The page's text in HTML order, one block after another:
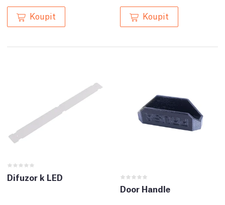
Koupit Koupit
Difuzor k LED
Door Handle